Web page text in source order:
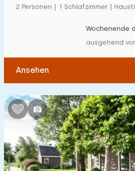
2 Personen | 1 Schlafzimmer |
Wochenende
ausgehend
Ansehen